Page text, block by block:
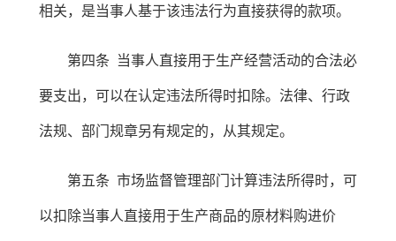
相关，是当事人基于该违法行为直接获得的款项。
第四条 当事人直接用于生产经营活动的合法必
要支出，可以在认定违法所得时扣除。法律、行政
法规、部门规章另有规定的，从其规定。
第五条 市场监督管理部门计算违法所得时，可
以扣除当事人直接用于生产商品的原材料购进价